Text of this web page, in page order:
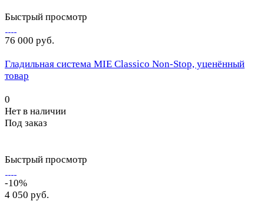
Быстрый просмотр
76 000 руб.
Гладильная система MIE Classico Non-Stop, уценённый
товар
0
Нет в наличии
Под заказ
Быстрый просмотр
-10%
4 050 руб.